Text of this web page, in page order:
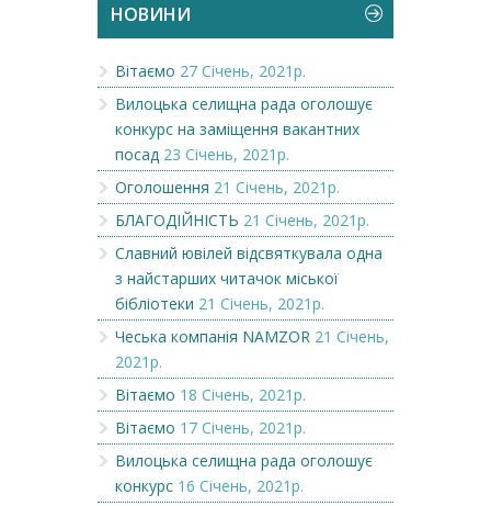
НОВИНИ
Вітаємо 27 Січень, 2021р.
Вилоцька селищна рада оголошує
конкурс на заміщення вакантних
посад 23 Січень, 2021р.
Оголошення 21 Січень, 2021р.
БЛАГОДІЙНІСТЬ 21 Січень, 2021р.
Славний ювілей відсвяткувала одна
з найстарших читачок міської
бібліотеки 21 Січень, 2021р.
Чеська компанія NAMZOR 21 Січень,
2021р.
Вітаємо 18 Січень, 2021р.
Вітаємо 17 Січень, 2021р.
Вилоцька селищна рада оголошує
конкурс 16 Січень, 2021р.